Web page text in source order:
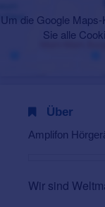
Um die Google
Sie alle
Über
Amplifon
Wir sind